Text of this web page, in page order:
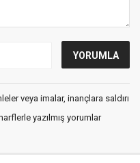
veya imalar, inançlara saldırı
yazılmış yorumlar